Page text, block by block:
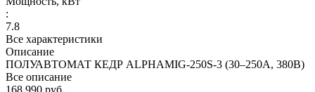
:
7.8
Все характеристики
Описание
ПОЛУАВТОМАТ КЕДР ALPHAMIG-250S-3 (30–250А, 380В)
Все описание